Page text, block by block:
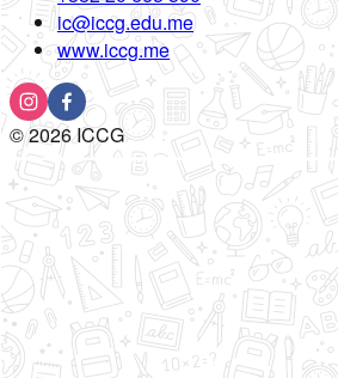
ic@iccg.edu.me
www.iccg.me
©2026ICCG